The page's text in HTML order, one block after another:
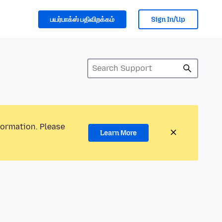
பயர்பாக்ஸ் பதிவிறக்கம் Sign In/Up
Please
Learn More